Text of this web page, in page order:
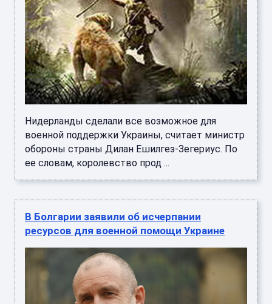
Нидерланды сделали все возможное для
военной поддержки Украины, считает министр
обороны страны Дилан Ешилгез-Зегериус. По
ее словам, королевство прод ...
В Болгарии заявили об исчерпании
ресурсов для военной помощи Украине